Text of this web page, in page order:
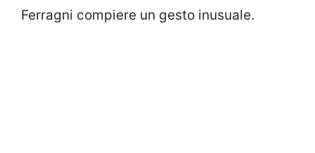
Ferragni compiere un gesto inusuale.